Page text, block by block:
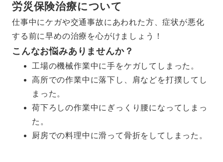
労災保険治療について
仕事中にケガや交通事故にあわれた方、症状が悪化
する前に早めの治療を心がけましょう！
こんなお悩みありませんか？
工場の機械作業中に手をケガしてしまった。
高所での作業中に落下し、肩などを打撲してし
まった。
荷下ろしの作業中にぎっくり腰になってしまっ
た。
厨房での料理中に滑って骨折をしてしまった。